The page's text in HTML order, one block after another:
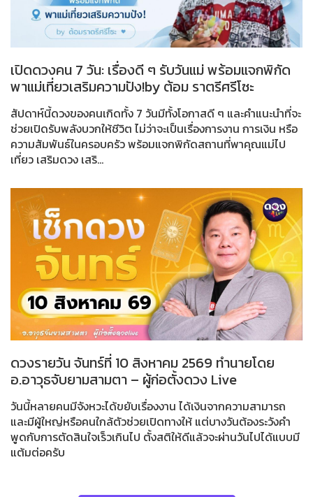
เปิดดวงคน 7 วัน: เรื่องดี ๆ รับวันแม่ พร้อมแจกพิกัด
พาแม่เที่ยวเสริมความปัง!by ต้อม ราตรีศรีโซะ
สัปดาห์นี้ดวงของคนเกิดทั้ง 7 วันมีทั้งโอกาสดี ๆ และคำแนะนำที่จะ
ช่วยเปิดรับพลังบวกให้ชีวิต ไม่ว่าจะเป็นเรื่องการงาน การเงิน หรือ
ความสัมพันธ์ในครอบครัว พร้อมแจกพิกัดสถานที่พาคุณแม่ไป
เที่ยว เสริมดวง เสริ...
ดวงรายวัน จันทร์ที่ 10 สิงหาคม 2569 ทำนายโดย
อ.อาวุธจับยามสามตา – ผู้ก่อตั้งดวง Live
วันนี้หลายคนมีจังหวะได้ขยับเรื่องงาน ได้เงินจากความสามารถ
และมีผู้ใหญ่หรือคนใกล้ตัวช่วยเปิดทางให้ แต่บางวันต้องระวังคำ
พูดกับการตัดสินใจเร็วเกินไป ตั้งสติให้ดีแล้วจะผ่านวันไปได้แบบมี
แต้มต่อครับ